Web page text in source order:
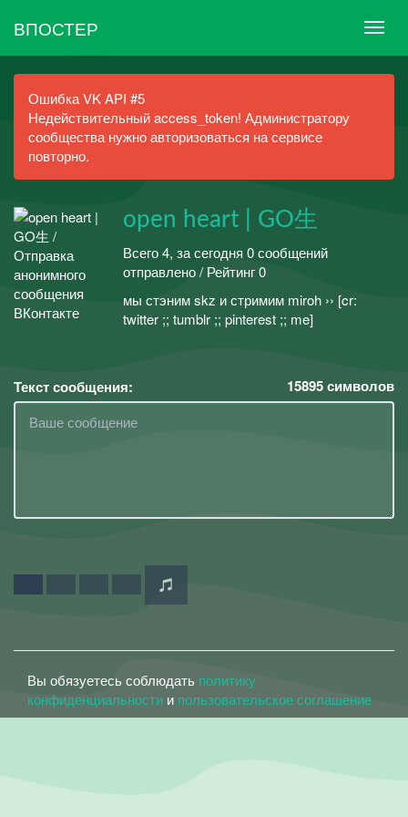
ВПОСТЕР
Ошибка VK API #5
Недействительный access_token! Администратору
сообщества нужно авторизоваться на сервисе
повторно.
open heart | GO生
Всего 4, за сегодня 0 сообщений
отправлено / Рейтинг 0
мы стэним skz и стримим miroh ›› [cr:
twitter ;; tumblr ;; pinterest ;; me]
Текст сообщения: 15895символов
Вы обязуетесь соблюдать политику
конфиденциальности и пользовательское соглашение